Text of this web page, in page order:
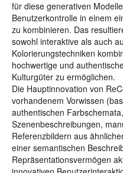
für diese generativen
Benutzerkontrolle in einem
zu kombinieren. Das
sowohl interaktive als auch
Kolorierungstechniken
hochwertige und
Kulturgüter zu ermöglichen.
Die Hauptinnovation von
vorhandenem Vorwissen
authentischen
Szenenbeschreibungen,
Referenzbildern aus
einer semantischen
Repräsentationsvermögen